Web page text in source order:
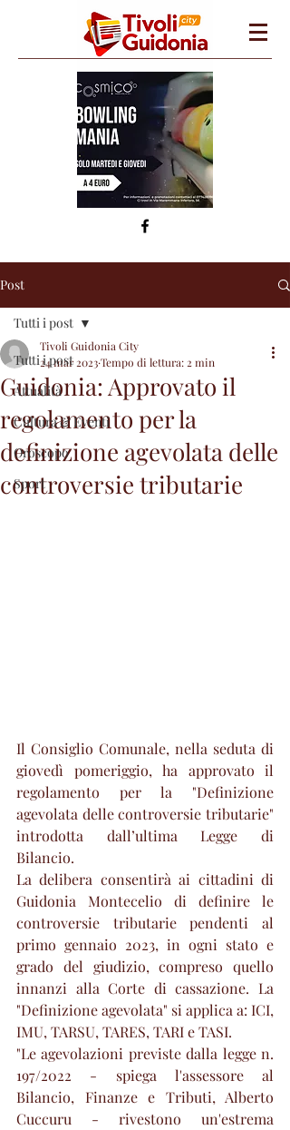
Post
Tutti i post
Attualità
Cultura & Eventi
Oroscopo
Sport
Tutti i post
Guidonia: Approvato il
regolamento per la
definizione agevolata delle
controversie tributarie
Tivoli Guidonia City
24 mar 2023Tempo di lettura: 2 min
Il Consiglio Comunale, nella seduta di
giovedì pomeriggio, ha approvato il
regolamento per la "Definizione
agevolata delle controversie tributarie"
introdotta dall’ultima Legge di
Bilancio.
La delibera consentirà ai cittadini di
Guidonia Montecelio di definire le
controversie tributarie pendenti al
primo gennaio 2023, in ogni stato e
grado del giudizio, compreso quello
innanzi alla Corte di cassazione. La
"Definizione agevolata" si applica a: ICI,
IMU, TARSU, TARES, TARI e TASI.
"Le agevolazioni previste dalla legge n.
197/2022 - spiega l'assessore al
Bilancio, Finanze e Tributi, Alberto
Cuccuru - rivestono un'estrema